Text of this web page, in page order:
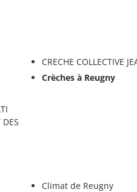
CRECHE COLLECTIVE
Crèches à Reugny
Climat de Reugny